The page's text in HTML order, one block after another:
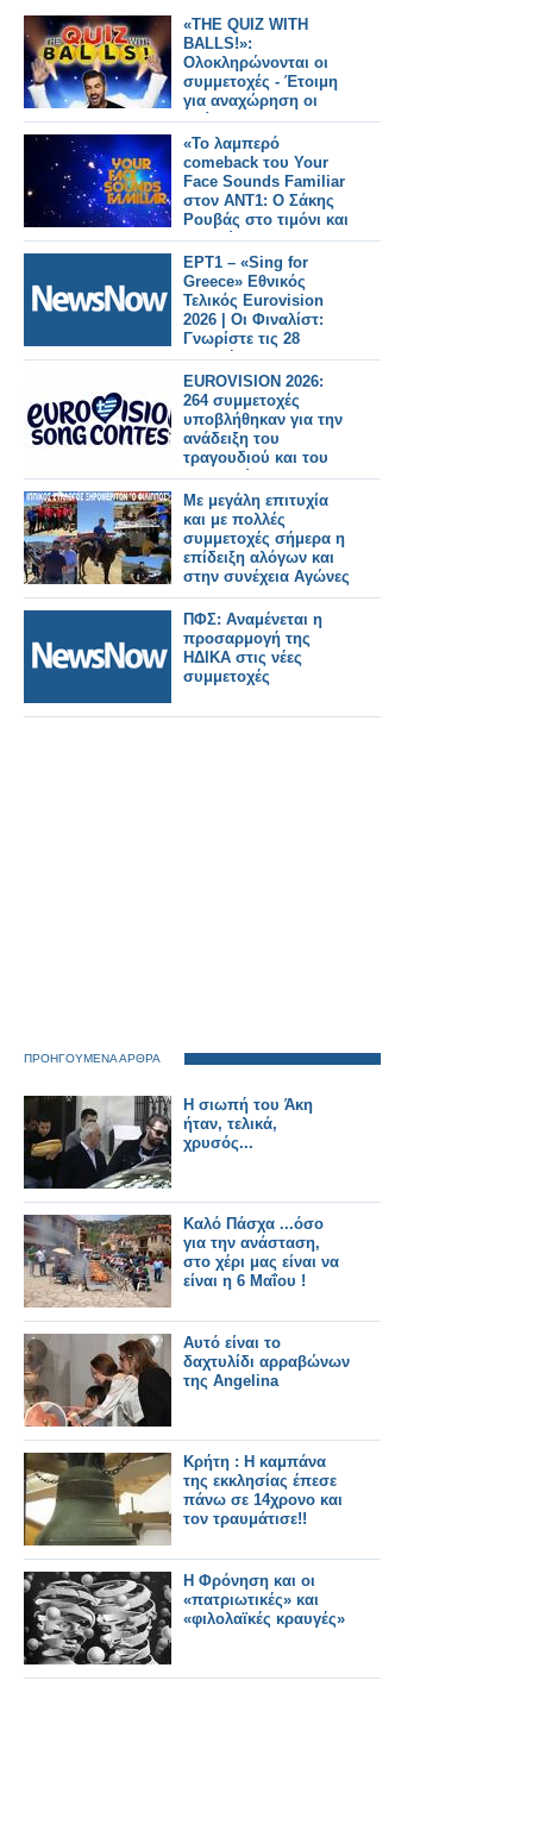
«THE QUIZ WITH
BALLS!»:
Ολοκληρώνονται οι
συμμετοχές - Έτοιμη
για αναχώρηση οι
παίκτες
«Το λαμπερό
comeback του Your
Face Sounds Familiar
στον ΑΝΤ1: Ο Σάκης
Ρουβάς στο τιμόνι και
οι πρώτες
συμμετοχές
κλειδώνουν»
ΕΡΤ1 – «Sing for
Greece» Εθνικός
Τελικός Eurovision
2026 | Οι Φιναλίστ:
Γνωρίστε τις 28
υποψήφιες
συμμετοχές
ΕUROVISION 2026:
264 συμμετοχές
υποβλήθηκαν για την
ανάδειξη του
τραγουδιού και του
εκπροσώπου της
Ελλάδας
Με μεγάλη επιτυχία
και με πολλές
συμμετοχές σήμερα η
επίδειξη αλόγων και
στην συνέχεια Αγώνες
πλαγιοτροχασμου
Ελληνικών και
Εισαγόμενων αλόγων
στον Αστακό
ΠΦΣ: Αναμένεται η
προσαρμογή της
ΗΔΙΚΑ στις νέες
συμμετοχές
ΠΡΟΗΓΟΥΜΕΝΑ ΑΡΘΡΑ
H σιωπή του Άκη
ήταν, τελικά,
χρυσός...
Καλό Πάσχα ...όσο
για την ανάσταση,
στο χέρι μας είναι να
είναι η 6 Μαΐου !
Αυτό είναι το
δαχτυλίδι αρραβώνων
της Angelina
Κρήτη : Η καμπάνα
της εκκλησίας έπεσε
πάνω σε 14χρονο και
τον τραυμάτισε!!
Η Φρόνηση και οι
«πατριωτικές» και
«φιλολαϊκές κραυγές»